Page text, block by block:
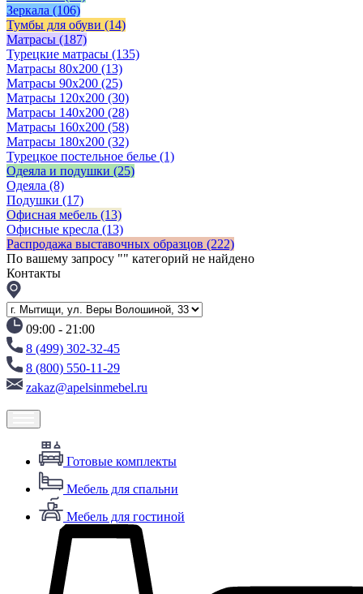
Зеркала (106)
Тумбы для обуви (14)
Матрасы (187)
Турецкие матрасы (135)
Матрасы 80x200 (13)
Матрасы 90х200 (25)
Матрасы 120х200 (30)
Матрасы 140х200 (28)
Матрасы 160х200 (58)
Матрасы 180х200 (32)
Турецкое постельное белье (1)
Одеяла и подушки (25)
Одеяла (8)
Подушки (17)
Офисная мебель (13)
Офисные кресла (13)
Распродажа выставочных образцов (222)
По вашему запросу "" категорий не найдено
Контакты
09:00 - 21:00
8 (499) 302-32-45
8 (800) 550-11-29
zakaz@apelsinmebel.ru
Готовые комплекты
Мебель для спальни
Мебель для гостиной